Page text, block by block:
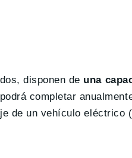
disponen de una
completar
de un vehículo eléctrico